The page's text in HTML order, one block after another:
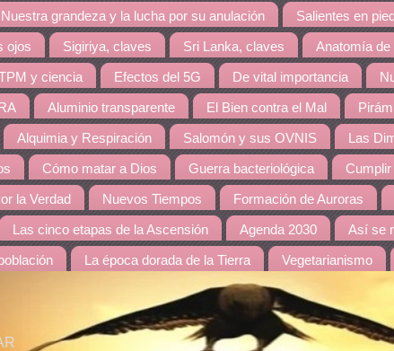
Nuestra grandeza y la lucha por su anulación Salientes en
ojos Sigiriya, claves Sri Lanka, claves Anatomía de
y ciencia Efectos del 5G De vital importancia
Aluminio transparente El Bien contra el Mal
Alquimia y Respiración Salomón y sus OVNIS Las
Cómo matar a Dios Guerra bacteriológica
la Verdad Nuevos Tiempos Formación de Auroras
Las cinco etapas de la Ascensión Agenda 2030 Así se
La época dorada de la Tierra Vegetarianismo